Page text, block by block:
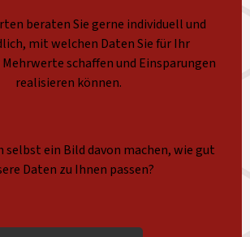
beraten Sie gerne individuell und
mit welchen Daten Sie für Ihr
schaffen und Einsparungen
realisieren können.
selbst ein Bild davon machen, wie gut
Daten zu Ihnen passen?